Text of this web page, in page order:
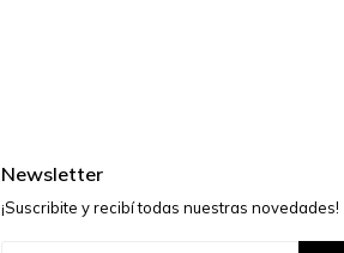
Newsletter
¡Suscribite y recibí todas nuestras novedades!